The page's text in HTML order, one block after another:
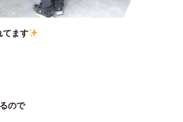
てます
ので